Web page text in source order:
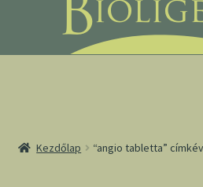
navigációhoz
tartalomba
Kezdőlap “angio tabletta”